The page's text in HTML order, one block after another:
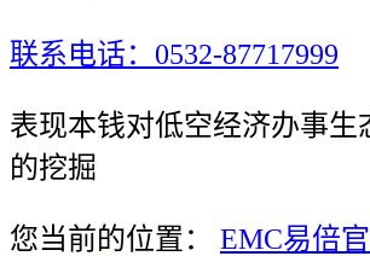
联系电话：0532-87717999
表现本钱对低空经济办事生
的挖掘
您当前的位置： EMC易倍